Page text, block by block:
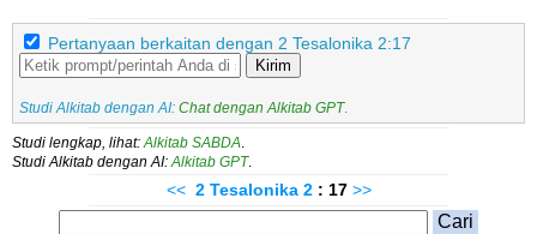
Pertanyaan berkaitan dengan 2 Tesalonika 2:17
Kirim
Studi Alkitab dengan AI: Chat dengan Alkitab GPT.
Studi lengkap, lihat: Alkitab SABDA
Studi Alkitab dengan AI: Alkitab GPT.
<< 2 Tesalonika 2 : 17 >>